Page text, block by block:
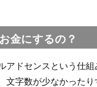
金にするの？
アドセンスという仕
文字数が少なかった